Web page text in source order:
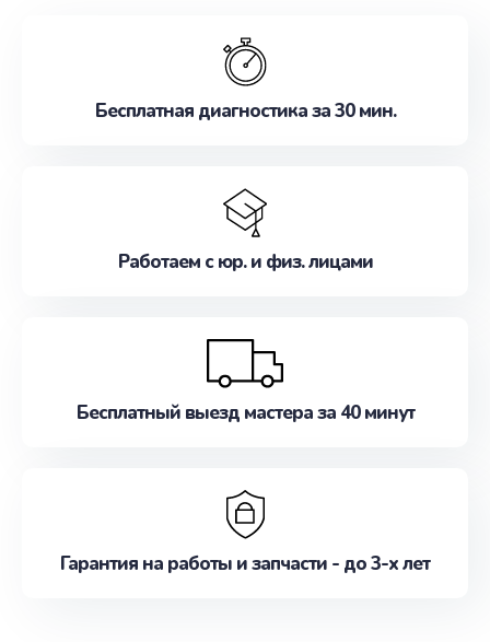
Бесплатная диагностика за 30 мин.
Работаем с юр. и физ. лицами
Бесплатный выезд мастера за 40 минут
Гарантия на работы и запчасти - до 3-х лет